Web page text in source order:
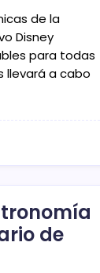
de la
Disney
para todas
llevará a cabo
de